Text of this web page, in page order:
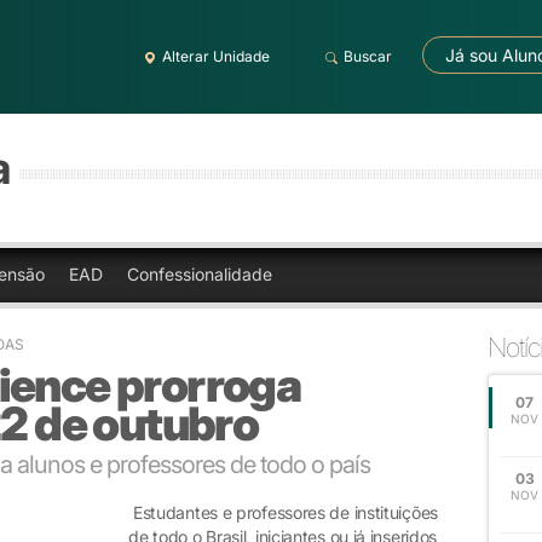
Alterar Unidade Buscar Já sou
EAD Confessionalidade
prorroga
de outubro
alunos e professores de todo o país
Estudantes e professores de instituições
de todo o Brasil, iniciantes ou já inseridos
07
NOV
03
NOV